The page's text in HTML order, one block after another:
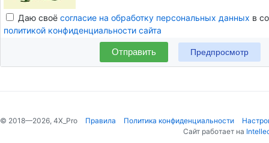
Даю своё согласие на обработку персональных данных в
политикой конфиденциальности сайта
Отправить
© 2018—2026, 4X_Pro Правила Политика конфиденциальности
Сайт работает на